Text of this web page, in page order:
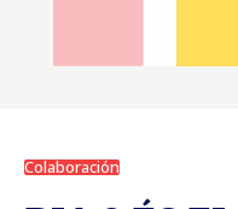
Colaboración